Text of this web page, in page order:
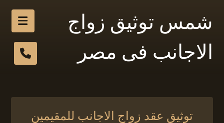
شمس توثيق زواج
الاجانب فى مصر
توثيق عقد زواج الاجانب للمقيمين